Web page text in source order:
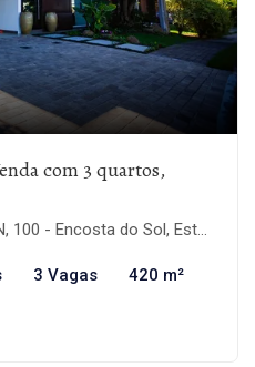
com 3 quartos,
do Sol, Estância Velha-RS
3 Vagas 420 m²